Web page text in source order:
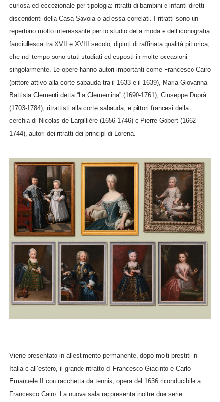
curiosa ed eccezionale per tipologia: ritratti di bambini e infanti diretti
discendenti della Casa Savoia o ad essa correlati. I ritratti sono un
repertorio molto interessante per lo studio della moda e dell’iconografia
fanciullesca tra XVII e XVIII secolo, dipinti di raffinata qualità pittorica,
che nel tempo sono stati studiati ed esposti in molte occasioni
singolarmente. Le opere hanno autori importanti come Francesco Cairo
(pittore attivo alla corte sabauda tra il 1633 e il 1639), Maria Giovanna
Battista Clementi detta “La Clementina” (1690-1761), Giuseppe Duprà
(1703-1784), ritrattisti alla corte sabauda, e pittori francesi della
cerchia di Nicolas de Largillière (1656-1746) e Pierre Gobert (1662-
1744), autori dei ritratti dei principi di Lorena.
Viene presentato in allestimento permanente, dopo molti prestiti in
Italia e all’estero, il grande ritratto di Francesco Giacinto e Carlo
Emanuele II con racchetta da tennis, opera del 1636 riconducibile a
Francesco Cairo. La nuova sala rappresenta inoltre due serie